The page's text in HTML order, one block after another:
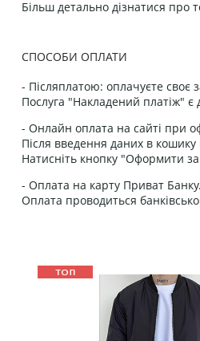
Більш детально дізнатися про
СПОСОБИ ОПЛАТИ
- Післяплатою: оплачуєте
Послуга "Накладений платіж" є
- Онлайн оплата на сайті при
Після введення даних в
Натисніть кнопку "Оформити
- Оплата на карту Приват Банку.
Оплата проводиться